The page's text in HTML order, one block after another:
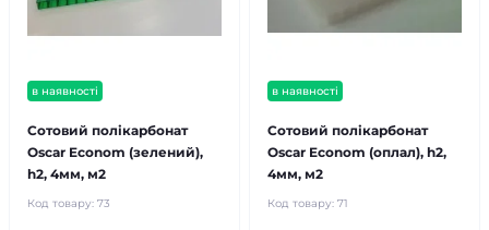
в наявності
Сотовий полікарбонат
Oscar Econom (зелений),
h2, 4мм, м2
Код товару: 73
в наявності
Сотовий полікарбонат
Oscar Econom (оплал), h2,
4мм, м2
Код товару: 71